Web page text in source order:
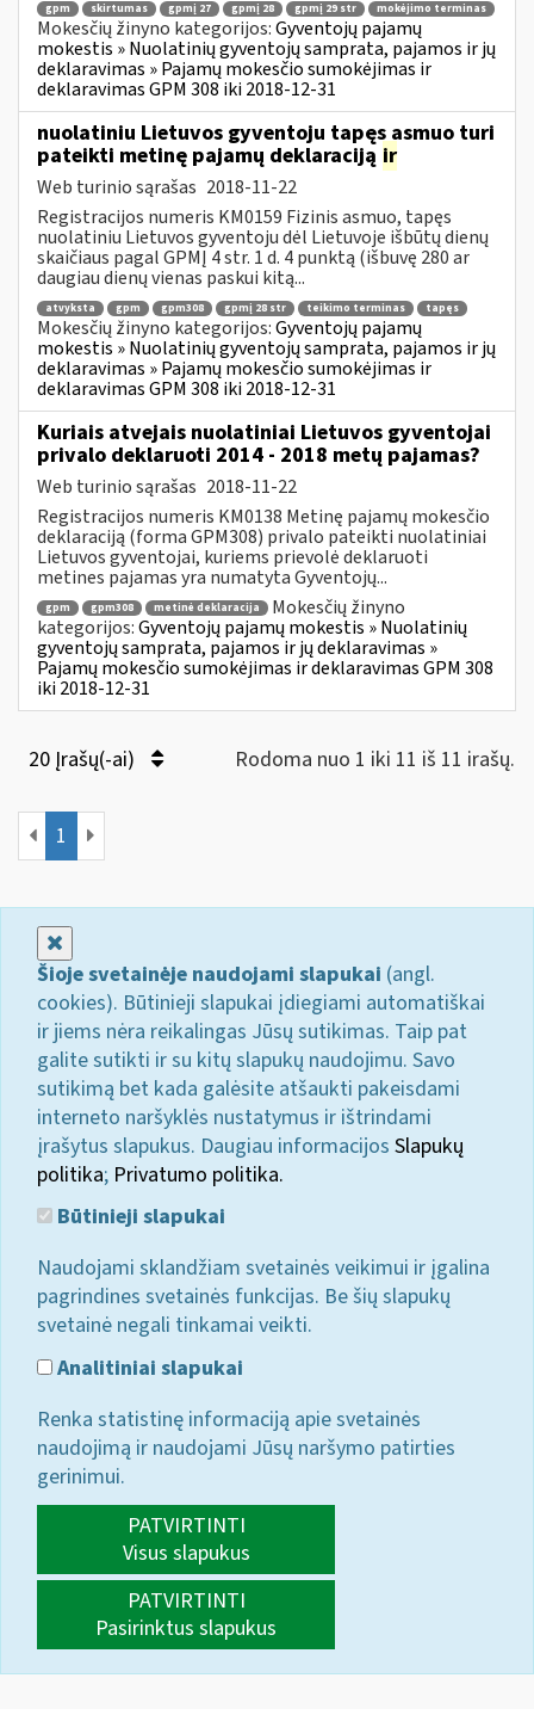
gpm skirtumas gpmį 27 gpmį 28 gpmį 29 str mokėjimo terminas
Mokesčių žinyno kategorijos:Gyventojų pajamų
mokestis » Nuolatinių gyventojų samprata, pajamos ir jų
deklaravimas » Pajamų mokesčio sumokėjimas ir
deklaravimas GPM 308 iki 2018-12-31
nuolatiniu Lietuvos gyventoju tapęs asmuo turi
pateikti metinę pajamų deklaraciją ir
Web turinio sąrašas 2018-11-22
Registracijos numeris KM0159 Fizinis asmuo, tapęs
nuolatiniu Lietuvos gyventoju dėl Lietuvoje išbūtų dienų
skaičiaus pagal GPMĮ 4 str. 1 d. 4 punktą (išbuvę 280 ar
daugiau dienų vienas paskui kitą...
atvyksta gpm gpm308 gpmį 28 str teikimo terminas tapęs
Mokesčių žinyno kategorijos:Gyventojų pajamų
mokestis » Nuolatinių gyventojų samprata, pajamos ir jų
deklaravimas » Pajamų mokesčio sumokėjimas ir
deklaravimas GPM 308 iki 2018-12-31
Kuriais atvejais nuolatiniai Lietuvos gyventojai
privalo deklaruoti 2014 - 2018 metų pajamas?
Web turinio sąrašas 2018-11-22
Registracijos numeris KM0138 Metinę pajamų mokesčio
deklaraciją (forma GPM308) privalo pateikti nuolatiniai
Lietuvos gyventojai, kuriems prievolė deklaruoti
metines pajamas yra numatyta Gyventojų...
gpm gpm308 metinė deklaracija
Mokesčių žinyno
kategorijos:Gyventojų pajamų mokestis » Nuolatinių
gyventojų samprata, pajamos ir jų deklaravimas »
Pajamų mokesčio sumokėjimas ir deklaravimas GPM 308
iki 2018-12-31
20 Įrašų(-ai) Rodoma nuo 1 iki 11 iš 11 irašų.
1
Šioje svetainėje naudojami slapukai (angl.
cookies). Būtinieji slapukai įdiegiami automatiškai
ir jiems nėra reikalingas Jūsų sutikimas. Taip pat
galite sutikti ir su kitų slapukų naudojimu. Savo
sutikimą bet kada galėsite atšaukti pakeisdami
interneto naršyklės nustatymus ir ištrindami
įrašytus slapukus. Daugiau informacijos Slapukų
politika; Privatumo politika.
Būtinieji slapukai
Naudojami sklandžiam svetainės veikimui ir įgalina
pagrindines svetainės funkcijas. Be šių slapukų
svetainė negali tinkamai veikti.
Analitiniai slapukai
Renka statistinę informaciją apie svetainės
naudojimą ir naudojami Jūsų naršymo patirties
gerinimui.
PATVIRTINTI
Visus slapukus
PATVIRTINTI
Pasirinktus slapukus